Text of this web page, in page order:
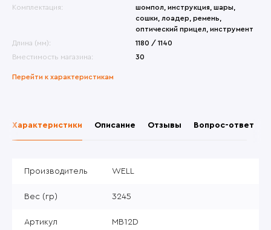
Комплектация:
шомпол, инструкция, шары,
сошки, лоадер, ремень,
оптический прицел, инструмент
Длина (мм):
1180 / 1140
Вместимость магазина:
30
Перейти к характеристикам
Характеристики Описание Отзывы Вопрос-ответ
Производитель WELL
Вес (гр) 3245
Артикул MB12D